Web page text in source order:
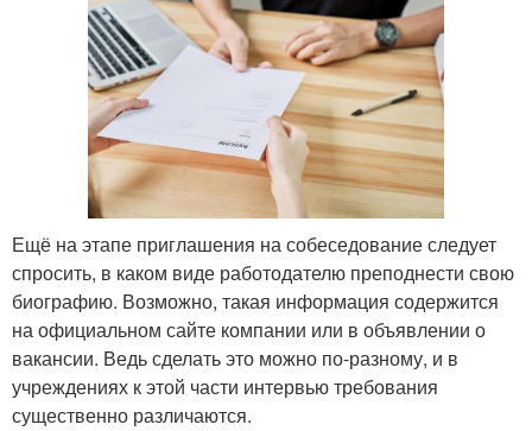
Ещё на этапе приглашения на собеседование следует
спросить, в каком виде работодателю преподнести свою
биографию. Возможно, такая информация содержится
на официальном сайте компании или в объявлении о
вакансии. Ведь сделать это можно по-разному, и в
учреждениях к этой части интервью требования
существенно различаются.